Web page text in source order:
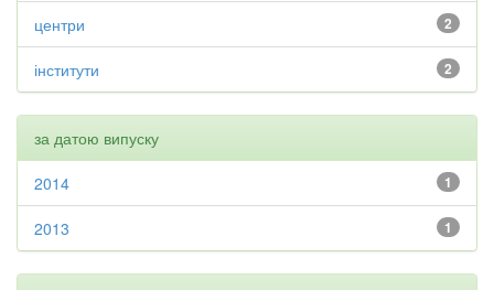
2
центри
2
інститути
за датою випуску
1
2014
1
2013